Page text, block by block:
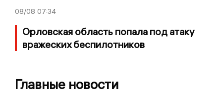
08/08 07:34
Орловская область попала под атаку
вражеских беспилотников
Главные новости